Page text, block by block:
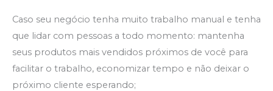
Caso seu negócio tenha muito trabalho manual e tenha
que lidar com pessoas a todo momento: mantenha
seus produtos mais vendidos próximos de você para
facilitar o trabalho, economizar tempo e não deixar o
próximo cliente esperando;